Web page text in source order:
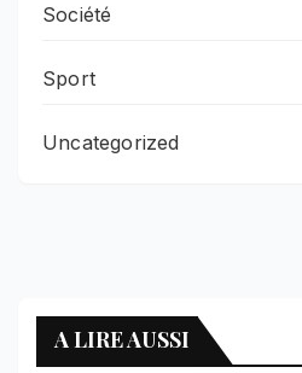
Société
Sport
Uncategorized
A LIRE AUSSI